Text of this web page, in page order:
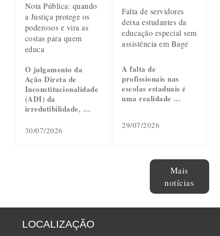
Nota Pública: quando
a Justiça protege os
poderosos e vira as
costas para quem
educa
O julgamento da
Ação Direta de
Inconstitucionalidade
(ADI) da
irredutibilidade, …
30/07/2026
Falta de servidores
deixa estudantes da
educação especial sem
assistência em Bagé
A falta de
profissionais nas
escolas estaduais é
uma realidade …
29/07/2026
Mais
notícias
LOCALIZAÇÃO